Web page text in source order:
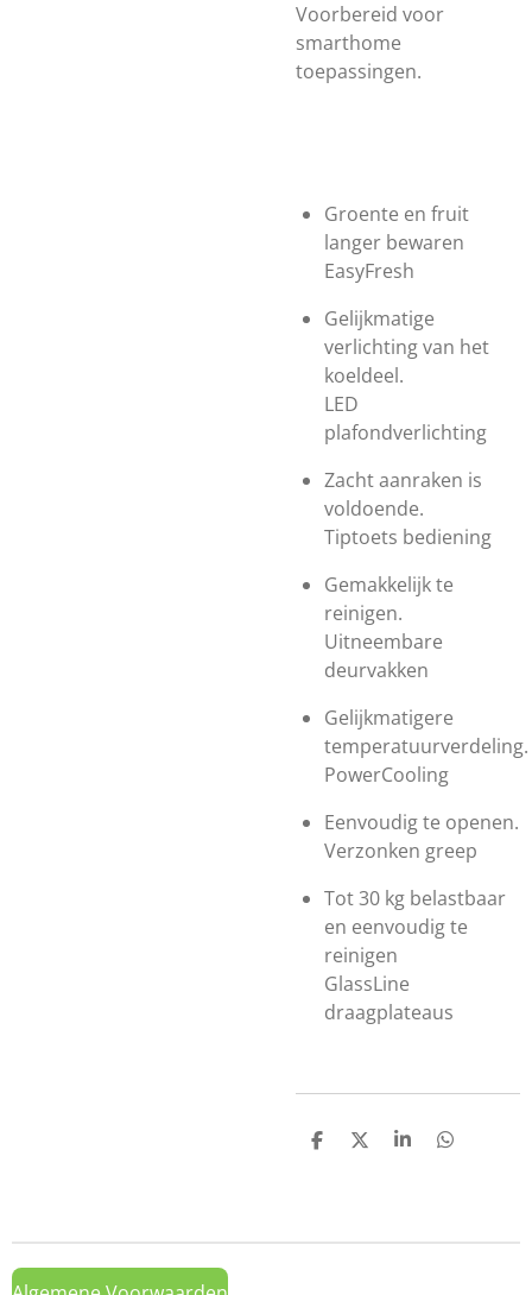
Voorbereid voor
smarthome
toepassingen.
Groente en fruit
langer bewaren
EasyFresh
Gelijkmatige
verlichting van het
koeldeel.
LED
plafondverlichting
Zacht aanraken is
voldoende.
Tiptoets bediening
Gemakkelijk te
reinigen.
Uitneembare
deurvakken
Gelijkmatigere
temperatuurverdeling.
PowerCooling
Eenvoudig te openen.
Verzonken greep
Tot 30 kg belastbaar
en eenvoudig te
reinigen
GlassLine
draagplateaus
D
D
S
D